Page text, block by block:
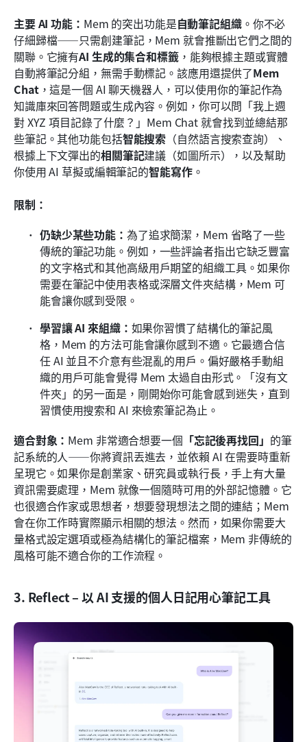
主要 AI 功能： Mem 的突出功能是自動筆記組織。你不必
仔細歸檔——只需創建筆記，Mem 就會推斷出它們之間的
關聯。它擁有AI 生成的集合和標籤，能夠根據主題或實體
自動將筆記分組，無需手動標記。該應用還提供了Mem
Chat，這是一個 AI 聊天機器人，可以使用你的筆記作為
知識庫來回答問題或生成內容。例如，你可以問「我上週
對 XYZ 項目記錄了什麼？」Mem Chat 就會找到並總結那
些筆記。其他功能包括智能搜索 （自然語言搜索查詢）、
根據上下文彈出的相關筆記建議（如圖所示），以及幫助
你使用 AI 草擬或編輯筆記的智能寫作。
限制：
仍缺少某些功能： 為了追求簡潔，Mem 省略了一些
傳統的筆記功能。例如，一些評論者指出它缺乏豐富
的文字格式和其他高級用戶期望的組織工具。如果你
需要在筆記中使用表格或深層文件夾結構，Mem 可
能會讓你感到受限。
學習讓 AI 來組織： 如果你習慣了結構化的筆記風
格，Mem 的方法可能會讓你感到不適。它最適合信
任 AI 並且不介意有些混亂的用戶。偏好嚴格手動組
織的用戶可能會覺得 Mem 太過自由形式。「沒有文
件夾」的另一面是，剛開始你可能會感到迷失，直到
習慣使用搜索和 AI 來檢索筆記為止。
適合對象： Mem 非常適合想要一個 「忘記後再找回」 的筆
記系統的人——你將資訊丟進去，並依賴 AI 在需要時重新
呈現它。如果你是創業家、研究員或執行長，手上有大量
資訊需要處理，Mem 就像一個隨時可用的外部記憶體。它
也很適合作家或思想者，想要發現想法之間的連結；Mem
會在你工作時實際顯示相關的想法。然而，如果你需要大
量格式設定選項或極為結構化的筆記檔案，Mem 非傳統的
風格可能不適合你的工作流程。
3. Reflect – 以 AI 支援的個人日記用心筆記工具